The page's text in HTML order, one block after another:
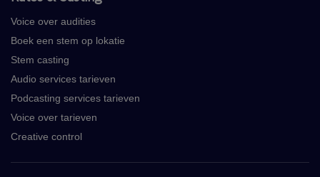
Voice over audities
Boek een stem op lokatie
Stem casting
Audio services tarieven
Podcasting services tarieven
Voice over tarieven
Creative control